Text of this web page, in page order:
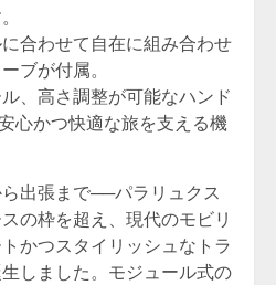
合わせて自在に組み合わせ
ブが付属。
、高さ調整が可能なハンド
心かつ快適な旅を支える機
出張まで──パラリュクス
の枠を超え、現代のモビリ
かつスタイリッシュなトラ
しました。モジュール式の